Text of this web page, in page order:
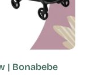
| Bonabebe